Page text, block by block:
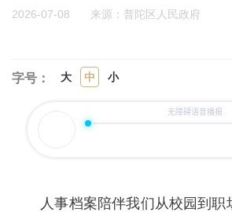
2026-07-08 来源：普陀区人民政府
字号： 大 中 小
人事档案陪伴我们从校园到职